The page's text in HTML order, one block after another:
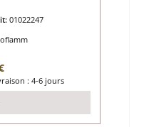
01022247
:
: 4-6 jours